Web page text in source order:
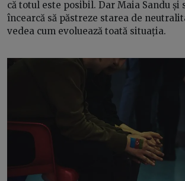
că totul este posibil. Dar Maia Sandu și
încearcă să păstreze starea de
vedea cum evoluează toată situația.